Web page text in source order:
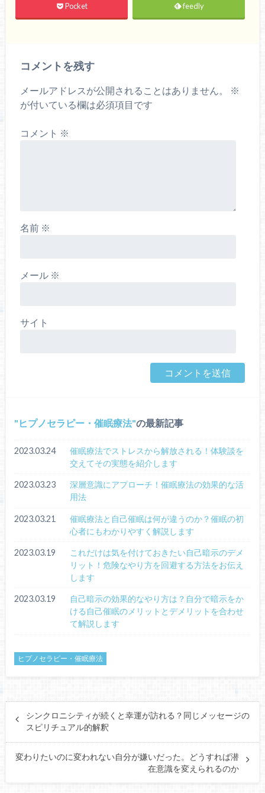
Pocket feedly
コメントを残す
メールアドレスが公開されることはありません。
※
が付いている欄は必須項目です
コメント ※
名前 ※
メール ※
サイト
ヒプノセラピー・催眠療法 の最新記事
2023.03.24
催眠療法でストレスから解放される！体験談を
交えてその実態を紹介します
2023.03.23
深層意識にアプローチ！催眠療法の効果的な活
用法
2023.03.21
催眠療法と自己催眠は何が違うのか？催眠の初
心者にもわかりやすく解説します
2023.03.19
これだけは気を付けておきたい自己暗示のデメ
リット！危険なやり方を回避する方法をお伝え
します
2023.03.19
自己暗示の効果的なやり方は？自分で暗示をか
ける自己催眠のメリットとデメリットを合わせ
て解説します
ヒプノセラピー・催眠療法
シンクロニシティが続くと幸運が訪れる？同じメッセージの
スピリチュアル的解釈
変わりたいのに変われない自分が嫌いだった。どうすれば潜
在意識を変えられるのか